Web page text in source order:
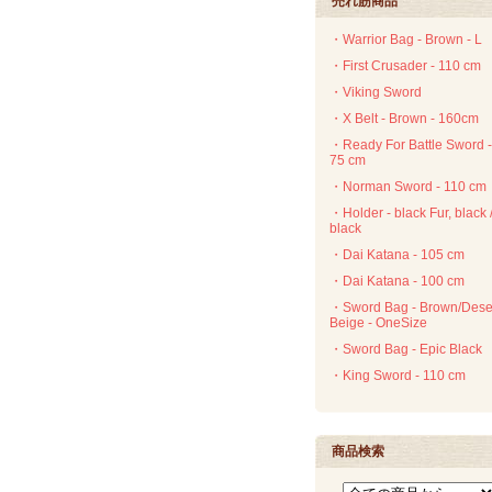
・Warrior Bag - Brown - L
・First Crusader - 110 cm
・Viking Sword
・X Belt - Brown - 160cm
・Ready For Battle Sword -
75 cm
・Norman Sword - 110 cm
・Holder - black Fur, black /
black
・Dai Katana - 105 cm
・Dai Katana - 100 cm
・Sword Bag - Brown/
Beige - OneSize
・Sword Bag - Epic Black
・King Sword - 110 cm
商品検索